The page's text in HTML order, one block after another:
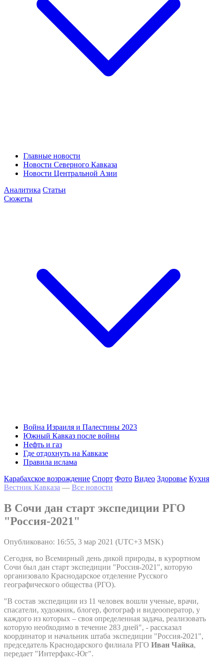
Главные новости
Новости Северного Кавказа
Новости Центральной Азии
Аналитика Статьи
Сюжеты
Война Израиля и Палестины 2023
Южный Кавказ после войны
Нефть и газ
Где отдохнуть на Кавказе
Правила ислама
Карабахское возрождение Спорт Фото Видео Здоровье Кухня
Вестник Кавказа — Все новости
В Сочи дан старт экспедиции РГО
"Россия-2021"
Опубликовано: 16:55, 3 мар 2021 (UTC+3 MSK)
Сегодня, во Всемирный день дикой природы, в курортном
Сочи был дан старт экспедиции "Россия-2021", которую
организовало Краснодарское отделение Русского
географического общества (РГО).
"В состав экспедиции из 11 человек вошли ученые, врачи,
спасатели, художник, блогер, фотограф и видеооператор, у
каждого из которых – своя определенная задача, реализовать
которую необходимо в течение 283 дней", - рассказал
координатор и начальник штаба экспедиции "Россия-2021",
председатель Краснодарского филиала РГО Иван Чайка,
передает "Интерфакс-Юг".